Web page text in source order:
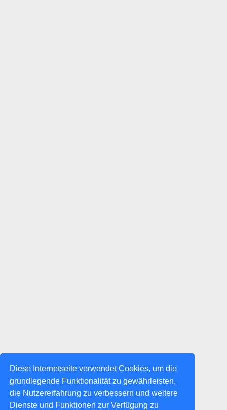
Diese Internetseite verwendet Cookies, um die
grundlegende Funktionalität zu gewährleisten,
die Nutzererfahrung zu verbessern und weitere
Dienste und Funktionen zur Verfügung zu